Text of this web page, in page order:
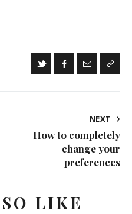
NEXT
How to completely
change your
preferences
LIKE